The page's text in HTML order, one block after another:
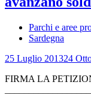
Parchi e aree
Sardegna
25 Luglio 201324
FIRMA LA